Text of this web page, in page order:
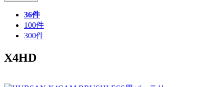
36件
100件
300件
X4HD